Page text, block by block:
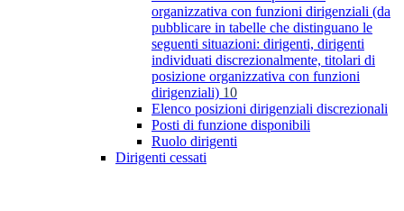
organizzativa con funzioni dirigenziali (da
pubblicare in tabelle che distinguano le
seguenti situazioni: dirigenti, dirigenti
individuati discrezionalmente, titolari di
posizione organizzativa con funzioni
dirigenziali) 10
Elenco posizioni dirigenziali discrezionali
Posti di funzione disponibili
Ruolo dirigenti
Dirigenti cessati